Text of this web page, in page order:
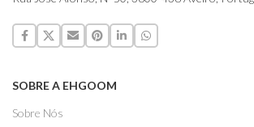
SOBRE A EHGOOM
Sobre Nós